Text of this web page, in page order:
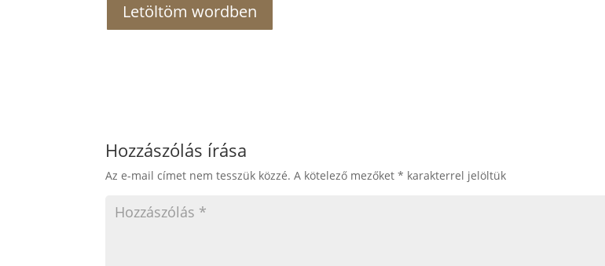
Letöltöm wordben
Hozzászólás írása
Az e-mail címet nem tesszük közzé. A kötelező mezőket* karakterrel jelöltük